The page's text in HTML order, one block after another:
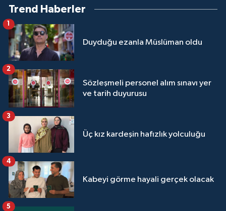
Trend Haberler
Duyduğu ezanla Müslüman oldu
1
Sözleşmeli personel alım sınavı yer
ve tarih duyurusu
2
Üç kız kardeşin hafızlık yolculuğu
3
Kabeyi görme hayali gerçek olacak
4
5